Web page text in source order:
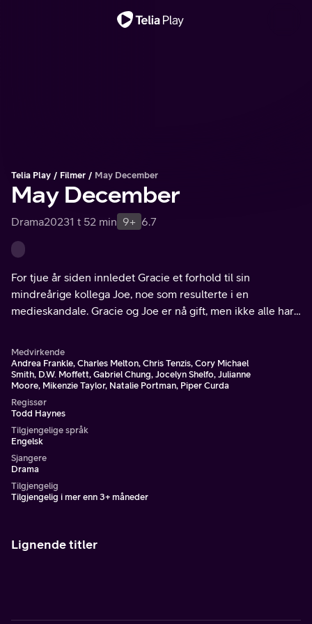
Telia Play Filmer May December
May December
Drama20231 t 52 min 9+ 6.7
For tjue år siden innledet Gracie et forhold til sin
mindreårige kollega Joe, noe som resulterte i en
medieskandale. Gracie og Joe er nå gift, men ikke alle har
Medvirkende
Andrea Frankle, Charles Melton, Chris Tenzis, Cory Michael
Smith, D.W. Moffett, Gabriel Chung, Jocelyn Shelfo, Julianne
Moore, Mikenzie Taylor, Natalie Portman, Piper Curda
Regissør
Todd Haynes
Tilgjengelige språk
Engelsk
Sjangere
Drama
Tilgjengelig
Tilgjengelig i mer enn 3+ måneder
Lignende titler